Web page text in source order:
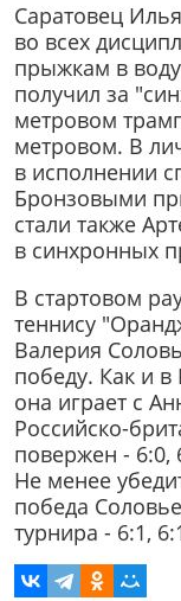
Саратовец
во всех
прыжкам в
получил за
метровом
метровом. В
в исполнении
Бронзовыми
стали также
в синхронных
В стартовом
теннису
Валерия
победу. Как и
она играет с
Российско-
повержен - 6:0,
Не менее
победа
турнира - 6:1,